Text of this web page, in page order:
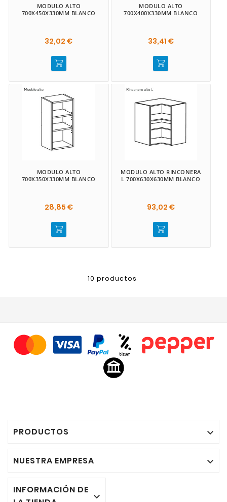
MODULO ALTO
700X450X330MM BLANCO
32,02 €
MODULO ALTO
700X400X330MM BLANCO
33,41 €
MODULO ALTO
700X350X330MM BLANCO
28,85 €
MODULO ALTO RINCONERA
L 700X630X630MM BLANCO
93,02 €
10 productos
PRODUCTOS 
NUESTRA EMPRESA 
INFORMACIÓN DE
